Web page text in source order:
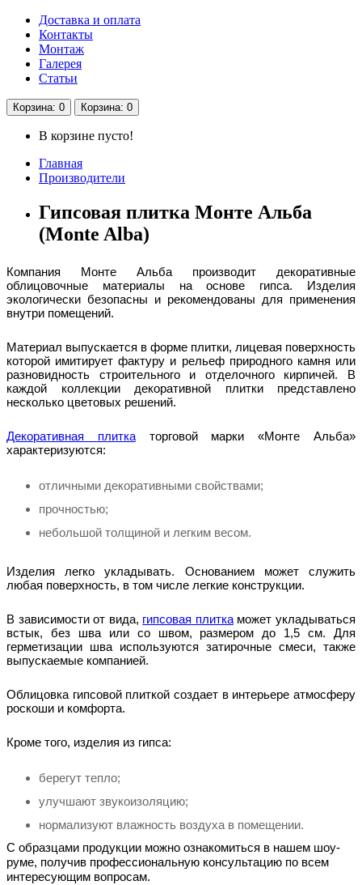
Доставка и оплата
Контакты
Монтаж
Галерея
Статьи
Корзина: 0 Корзина: 0
В корзине пусто!
Главная
Производители
Гипсовая плитка Монте Альба
(Monte Alba)
Компания Монте Альба производит декоративные
облицовочные материалы на основе гипса. Изделия
экологически безопасны и рекомендованы для применения
внутри помещений.
Материал выпускается в форме плитки, лицевая поверхность
которой имитирует фактуру и рельеф природного камня или
разновидность строительного и отделочного кирпичей. В
каждой коллекции декоративной плитки представлено
несколько цветовых решений.
Декоративная плиткаторговой марки «Монте Альба»
характеризуются:
отличными декоративными свойствами;
прочностью;
небольшой толщиной и легким весом.
Изделия легко укладывать. Основанием может служить
любая поверхность, в том числе легкие конструкции.
В зависимости от вида, гипсовая плиткаможет укладываться
встык, без шва или со швом, размером до 1,5 см. Для
герметизации шва используются затирочные смеси, также
выпускаемые компанией.
Облицовка гипсовой плиткой создает в интерьере атмосферу
роскоши и комфорта.
Кроме того, изделия из гипса:
берегут тепло;
улучшают звукоизоляцию;
нормализуют влажность воздуха в помещении.
C образцами продукции можно ознакомиться в нашем шоу-
руме, получив профессиональную консультацию по всем
интересующим вопросам.